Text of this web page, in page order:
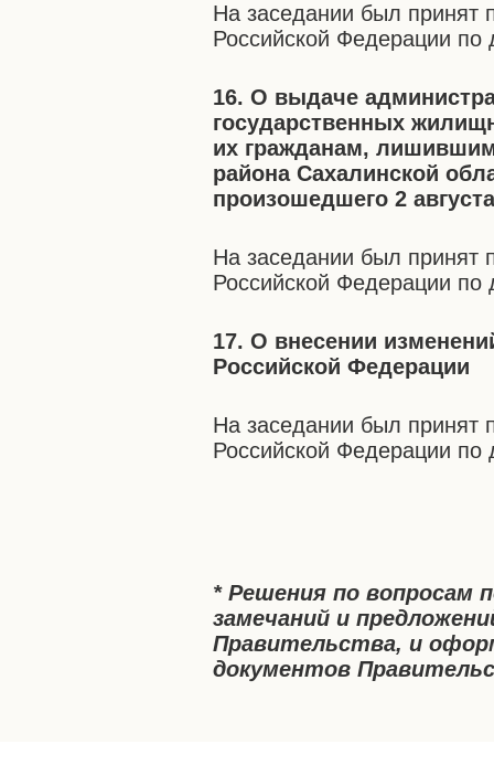
На заседании был принят
Российской Федерации по
16. О выдаче
государственных
их гражданам,
района Сахалинской
произошедшего 2
На заседании был принят
Российской Федерации по
17. О внесении
Российской Федерации
На заседании был принят
Российской Федерации по
* Решения по вопросам
замечаний и
Правительства, и
документов